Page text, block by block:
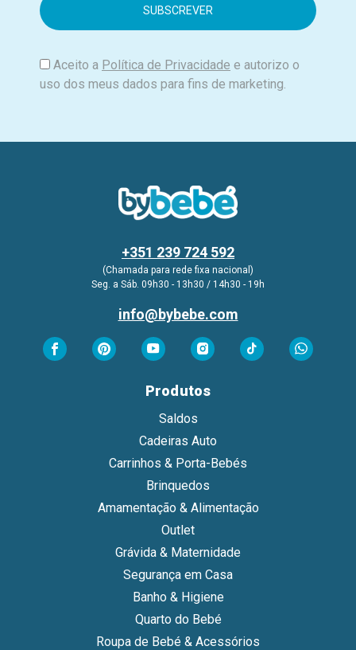
i
Aceito a Política de Privacidade e autorizo o
uso dos meus dados para fins de marketing.
+351 239 724 592
(Chamada para rede fixa nacional)
Seg. a Sáb. 09h30 - 13h30 / 14h30 - 19h
info@bybebe.com
Produtos
Saldos
Cadeiras Auto
Carrinhos & Porta-Bebés
Brinquedos
Amamentação & Alimentação
Outlet
Grávida & Maternidade
Segurança em Casa
Banho & Higiene
Quarto do Bebé
Roupa de Bebé & Acessórios